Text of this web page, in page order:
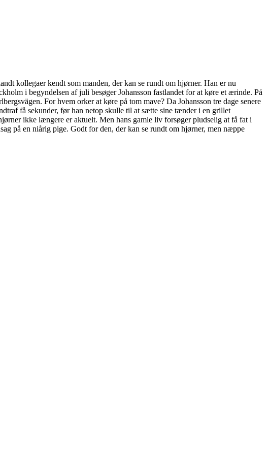
kollegaer kendt som manden, der kan se rundt om hjørner. Han er nu
i begyndelsen af juli besøger Johansson fastlandet for at køre et ærinde. På
For hvem orker at køre på tom mave? Da Johansson tre dage senere
få sekunder, før han netop skulle til at sætte sine tænder i en grillet
ikke længere er aktuelt. Men hans gamle liv forsøger pludselig at få fat i
på en niårig pige. Godt for den, der kan se rundt om hjørner, men næppe